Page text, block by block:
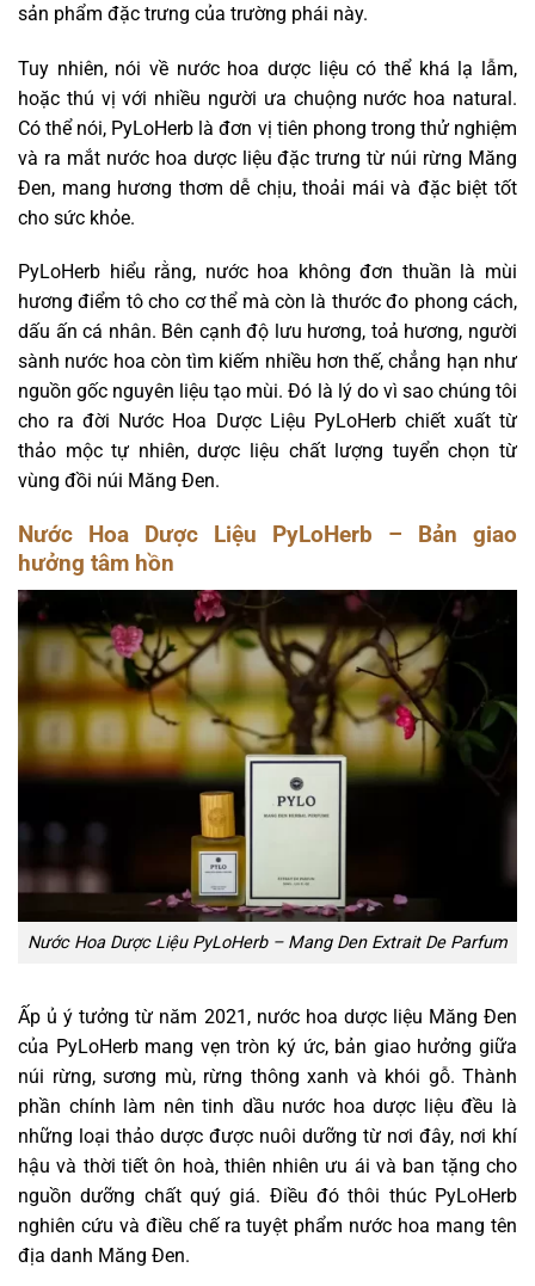
sản phẩm đặc trưng của trường phái này.
Tuy nhiên, nói về nước hoa dược liệu có thể khá lạ lẫm,
hoặc thú vị với nhiều người ưa chuộng nước hoa natural.
Có thể nói, PyLoHerb là đơn vị tiên phong trong thử nghiệm
và ra mắt nước hoa dược liệu đặc trưng từ núi rừng Măng
Đen, mang hương thơm dễ chịu, thoải mái và đặc biệt tốt
cho sức khỏe.
PyLoHerb hiểu rằng, nước hoa không đơn thuần là mùi
hương điểm tô cho cơ thể mà còn là thước đo phong cách,
dấu ấn cá nhân. Bên cạnh độ lưu hương, toả hương, người
sành nước hoa còn tìm kiếm nhiều hơn thế, chẳng hạn như
nguồn gốc nguyên liệu tạo mùi. Đó là lý do vì sao chúng tôi
cho ra đời Nước Hoa Dược Liệu PyLoHerb chiết xuất từ
thảo mộc tự nhiên, dược liệu chất lượng tuyển chọn từ
vùng đồi núi Măng Đen.
Nước Hoa Dược Liệu PyLoHerb – Bản giao
hưởng tâm hồn
Nước Hoa Dược Liệu PyLoHerb – Mang Den Extrait De Parfum
Ấp ủ ý tưởng từ năm 2021, nước hoa dược liệu Măng Đen
của PyLoHerb mang vẹn tròn ký ức, bản giao hưởng giữa
núi rừng, sương mù, rừng thông xanh và khói gỗ. Thành
phần chính làm nên tinh dầu nước hoa dược liệu đều là
những loại thảo dược được nuôi dưỡng từ nơi đây, nơi khí
hậu và thời tiết ôn hoà, thiên nhiên ưu ái và ban tặng cho
nguồn dưỡng chất quý giá. Điều đó thôi thúc PyLoHerb
nghiên cứu và điều chế ra tuyệt phẩm nước hoa mang tên
địa danh Măng Đen.